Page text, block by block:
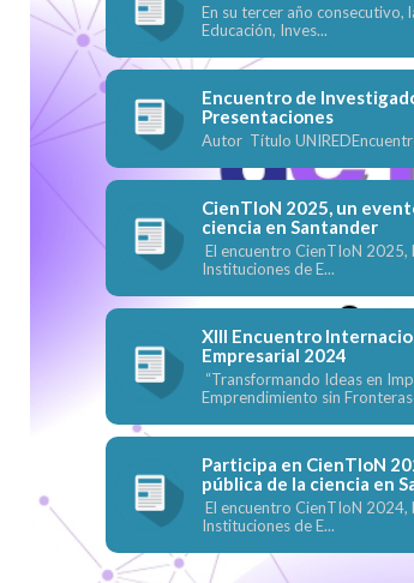
En su tercer año
Educación, Inves...
Encuentro de
Presentaciones
Autor Título
CienTIoN 2025, un
ciencia en Santander
El encuentro CienTIoN
Instituciones de E...
XIII Encuentro
Empresarial 2024
“Transformando Ideas en
Emprendimiento sin
Participa en CienTIoN
pública de la ciencia en
El encuentro CienTIoN
Instituciones de E...